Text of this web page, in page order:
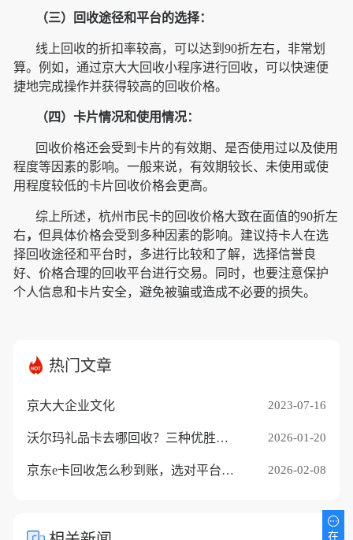
（三）回收途径和平台的选择：
线上回收的折扣率较高，可以达到90折左右，非常划
算。例如，通过京大大回收小程序进行回收，可以快速便
捷地完成操作并获得较高的回收价格。
（四）卡片情况和使用情况：
回收价格还会受到卡片的有效期、是否使用过以及使用
程度等因素的影响。一般来说，有效期较长、未使用或使
用程度较低的卡片回收价格会更高。
综上所述，杭州市民卡的回收价格大致在面值的90折左
右， 但具体价格会受到多种因素的影响。建议持卡人在选
择回收途径和平台时，多进行比较和了解，选择信誉良
好、价格合理的回收平台进行交易。同时，也要注意保护
个人信息和卡片安全，避免被骗或造成不必要的损失。
热门文章
京大大企业文化 2023-07-16
沃尔玛礼品卡去哪回收？三种优胜途径推荐 2026-01-20
京东e卡回收怎么秒到账，选对平台是关键 2026-02-08
在